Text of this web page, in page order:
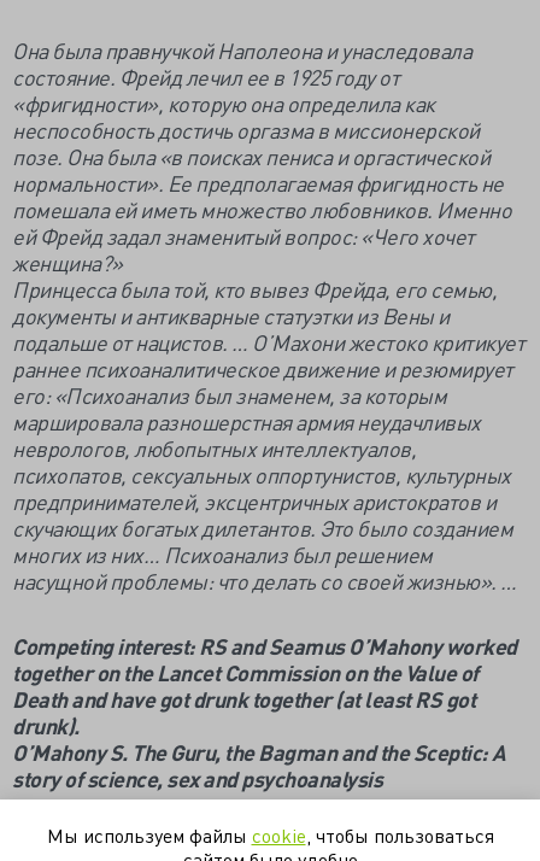
Она была правнучкой Наполеона и унаследовала
состояние. Фрейд лечил ее в 1925 году от
«фригидности», которую она определила как
неспособность достичь оргазма в миссионерской
позе. Она была «в поисках пениса и оргастической
нормальности». Ее предполагаемая фригидность не
помешала ей иметь множество любовников. Именно
ей Фрейд задал знаменитый вопрос: «Чего хочет
женщина?»
Принцесса была той, кто вывез Фрейда, его семью,
документы и антикварные статуэтки из Вены и
подальше от нацистов. … О’Махони жестоко критикует
раннее психоаналитическое движение и резюмирует
его: «Психоанализ был знаменем, за которым
маршировала разношерстная армия неудачливых
неврологов, любопытных интеллектуалов,
психопатов, сексуальных оппортунистов, культурных
предпринимателей, эксцентричных аристократов и
скучающих богатых дилетантов. Это было созданием
многих из них… Психоанализ был решением
насущной проблемы: что делать со своей жизнью». …
Competing interest: RS and Seamus O’Mahony worked
together on the Lancet Commission on the Value of
Death and have got drunk together (at least RS got
drunk).
O’Mahony S. The Guru, the Bagman and the Sceptic: A
story of science, sex and psychoanalysis
Мы используем файлы cookie , чтобы пользоваться